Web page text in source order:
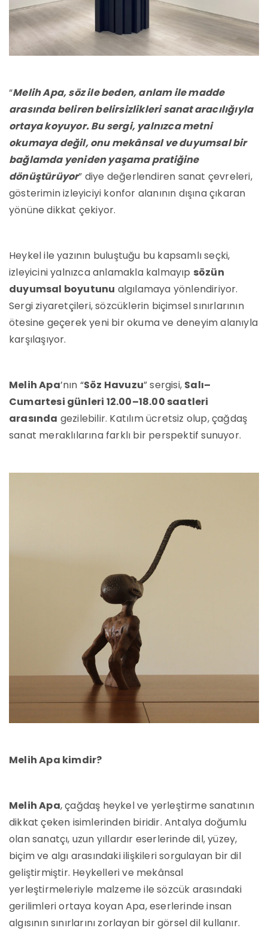
“Melih Apa, söz ile beden, anlam ile madde
arasında beliren belirsizlikleri sanat aracılığıyla
ortaya koyuyor. Bu sergi, yalnızca metni
okumaya değil, onu mekânsal ve duyumsal bir
bağlamda yeniden yaşama pratiğine
dönüştürüyor” diye değerlendiren sanat çevreleri,
gösterimin izleyiciyi konfor alanının dışına çıkaran
yönüne dikkat çekiyor.
Heykel ile yazının buluştuğu bu kapsamlı seçki,
izleyicini yalnızca anlamakla kalmayıp sözün
duyumsal boyutunu algılamaya yönlendiriyor.
Sergi ziyaretçileri, sözcüklerin biçimsel sınırlarının
ötesine geçerek yeni bir okuma ve deneyim alanıyla
karşılaşıyor.
Melih Apa’nın “Söz Havuzu” sergisi, Salı–
Cumartesi günleri 12.00–18.00 saatleri
arasında gezilebilir. Katılım ücretsiz olup, çağdaş
sanat meraklılarına farklı bir perspektif sunuyor.
Melih Apa kimdir?
Melih Apa, çağdaş heykel ve yerleştirme sanatının
dikkat çeken isimlerinden biridir. Antalya doğumlu
olan sanatçı, uzun yıllardır eserlerinde dil, yüzey,
biçim ve algı arasındaki ilişkileri sorgulayan bir dil
geliştirmiştir. Heykelleri ve mekânsal
yerleştirmeleriyle malzeme ile sözcük arasındaki
gerilimleri ortaya koyan Apa, eserlerinde insan
algısının sınırlarını zorlayan bir görsel dil kullanır.